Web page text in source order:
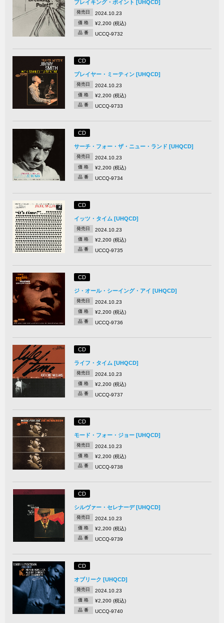
ブレイキング・ポイント [UHQCD]
発売日 2024.10.23
価 格 ¥2,200 (税込)
品 番 UCCQ-9732
CD
プレイヤー・ミーティン [UHQCD]
発売日 2024.10.23
価 格 ¥2,200 (税込)
品 番 UCCQ-9733
CD
サーチ・フォー・ザ・ニュー・ランド [UHQCD]
発売日 2024.10.23
価 格 ¥2,200 (税込)
品 番 UCCQ-9734
CD
イッツ・タイム [UHQCD]
発売日 2024.10.23
価 格 ¥2,200 (税込)
品 番 UCCQ-9735
CD
ジ・オール・シーイング・アイ [UHQCD]
発売日 2024.10.23
価 格 ¥2,200 (税込)
品 番 UCCQ-9736
CD
ライフ・タイム [UHQCD]
発売日 2024.10.23
価 格 ¥2,200 (税込)
品 番 UCCQ-9737
CD
モード・フォー・ジョー [UHQCD]
発売日 2024.10.23
価 格 ¥2,200 (税込)
品 番 UCCQ-9738
CD
シルヴァー・セレナーデ [UHQCD]
発売日 2024.10.23
価 格 ¥2,200 (税込)
品 番 UCCQ-9739
CD
オブリーク [UHQCD]
発売日 2024.10.23
価 格 ¥2,200 (税込)
品 番 UCCQ-9740